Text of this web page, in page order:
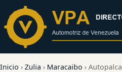
contenido
Inicio › Zulia › Maracaibo › Autopalca